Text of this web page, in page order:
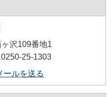
沢109番地1
25-1303
ールを送る